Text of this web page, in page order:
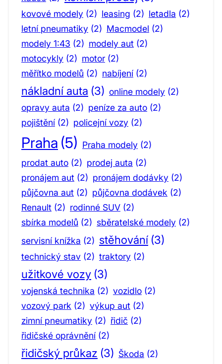
kovové modely (2) leasing (2) letadla (2)
letní pneumatiky (2) Macmodel (2)
modely 1:43 (2) modely aut (2)
motocykly (2) motor (2)
měřítko modelů (2) nabíjení (2)
nákladní auta (3) online modely (2)
opravy auta (2) peníze za auto (2)
pojištění (2) policejní vozy (2)
Praha (5) Praha modely (2)
prodat auto (2) prodej auta (2)
pronájem aut (2) pronájem dodávky (2)
půjčovna aut (2) půjčovna dodávek (2)
Renault (2) rodinné SUV (2)
sbírka modelů (2) sběratelské modely (2)
servisní knížka (2) stěhování (3)
technický stav (2) traktory (2)
užitkové vozy (3)
vojenská technika (2) vozidlo (2)
vozový park (2) výkup aut (2)
zimní pneumatiky (2) řidič (2)
řidičské oprávnění (2)
řidičský průkaz (3) Škoda (2)